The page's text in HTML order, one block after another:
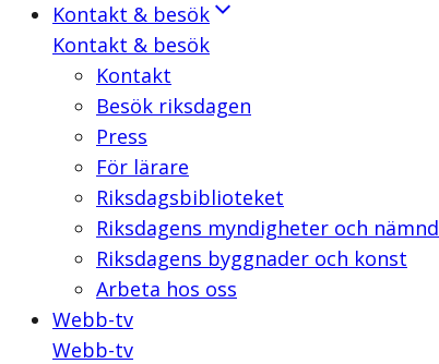
Kontakt & besök
Kontakt & besök
Kontakt
Besök riksdagen
Press
För lärare
Riksdagsbiblioteket
Riksdagens myndigheter och
Riksdagens byggnader och konst
Arbeta hos oss
Webb-tv
Webb-tv